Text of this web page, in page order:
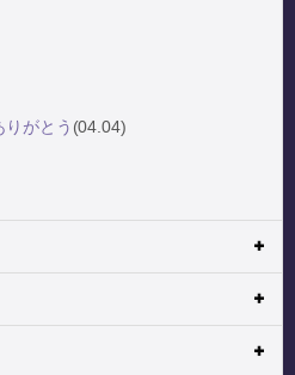
がとう (04.04)